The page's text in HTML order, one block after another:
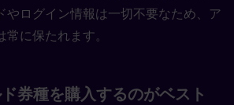
やログイン情報は一切不要なため、ア
に保たれます。
券種を購入するのがベスト